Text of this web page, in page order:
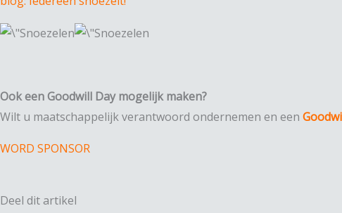
Ook een Goodwill Day mogelijk maken?
Wilt u maatschappelijk verantwoord ondernemen en een
WORD SPONSOR
Deel dit artikel